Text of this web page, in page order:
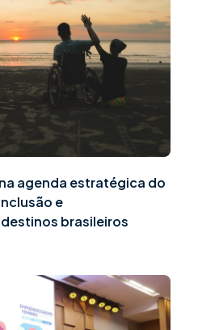
agenda estratégica do
e
brasileiros